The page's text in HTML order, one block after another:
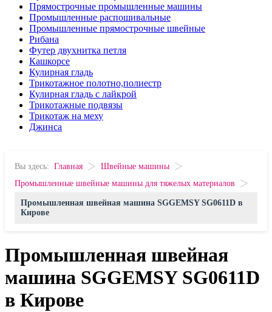
Прямострочные промышленные машины
Промышленные распошивальные
Промышленные прямострочные швейные
Рибана
Футер двухнитка петля
Кашкорсе
Кулирная гладь
Трикотажное полотно,полиестр
Кулирная гладь с лайкрой
Трикотажные подвязы
Трикотаж на меху
Джинса
Вы здесь: Главная > Швейные машины >
Промышленные швейные машины для тяжелых материалов >
Промышленная швейная машина SGGEMSY SG0611D в
Кирове
Промышленная швейная
машина SGGEMSY SG0611D
в Кирове